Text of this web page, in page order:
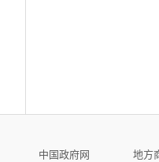
中国政府网 地方